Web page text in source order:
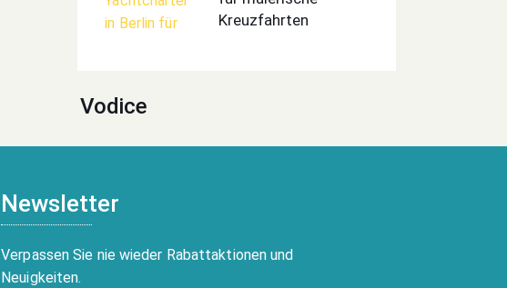
Kreuzfahrten
Vodice
Newsletter
Verpassen Sie nie wieder Rabattaktionen und
Neuigkeiten.